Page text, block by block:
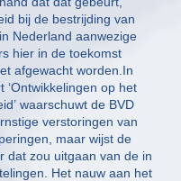
bij de bestrijding van
Nederland aanwezige
hier in de toekomst
afgewacht worden.In
op het
waarschuwt de BVD
verstoringen van
maar wijst de
dat zou uitgaan van de in
Het nauw aan het